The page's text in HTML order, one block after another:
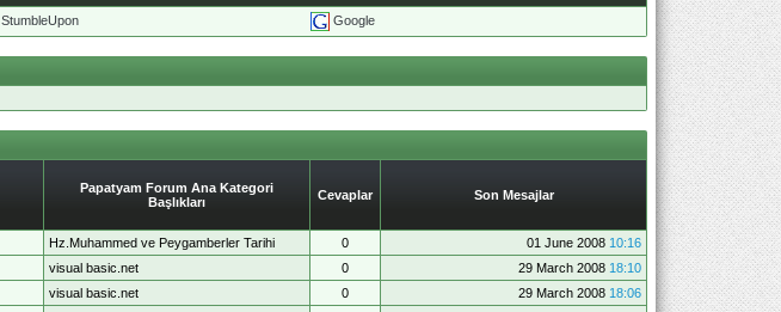
StumbleUpon Google
Papatyam Forum Ana Kategori
Başlıkları
Cevaplar Son Mesajlar
Hz.Muhammed ve Peygamberler Tarihi 0 01 June 2008 10:16
visual basic.net 0 29 March 2008 18:10
visual basic.net 0 29 March 2008 18:06